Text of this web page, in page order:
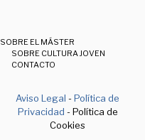
SOBRE EL MÁSTER
SOBRE CULTURA JOVEN
CONTACTO
Aviso Legal -Política de
Privacidad - Política de
Cookies